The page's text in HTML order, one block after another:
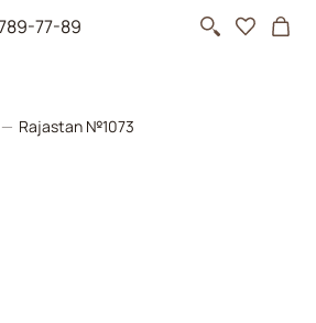
77-89
Rajastan №1073